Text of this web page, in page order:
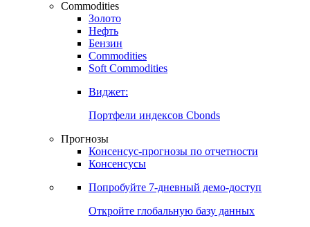
Commodities
Золото
Нефть
Бензин
Commodities
Soft Commodities
Виджет:
Портфели индексов Cbonds
Прогнозы
Консенсус-прогнозы по отчетности
Консенсусы
Попробуйте 7-дневный демо-доступ
Откройте глобальную базу данных